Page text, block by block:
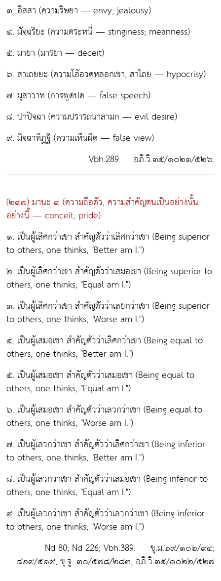
๓. อิสสา (ความริษยา — envy; jealousy)
๔. มัจฉริยะ (ความตระหนี่ — stinginess; meanness)
๕. มายา (มารยา — deceit)
๖. สาเถยยะ (ความโอ้อวดหลอกเขา, สาไถย — hypocrisy)
๗. มุสาวาท (การพูดปด — false speech)
๘. ปาปิจฉา (ความปรารถนาลามก — evil desire)
๙. มิจฉาทิฏฐิ (ความเห็นผิด — false view)
Vbh.289 อภิ.วิ.๓๕/๑๐๒๑/๕๒๖.
(๒๙๗) มานะ ๙ (ความถือตัว, ความสำคัญตนเป็นอย่างนั้น
อย่างนี้ — conceit; pride)
๑. เป็นผู้เลิศกว่าเขา สำคัญตัวว่าเลิศกว่าเขา (Being superior
to others, one thinks, "Better am I.")
๒. เป็นผู้เลิศกว่าเขา สำคัญตัวว่าเสมอเขา (Being superior to
others, one thinks, "Equal am I.")
๓. เป็นผู้เลิศกว่าเขา สำคัญตัวว่าเลยกว่าเขา (Being superior
to others, one thinks, "Worse am I.")
๔. เป็นผู้เสมอเขา สำคัญตัวว่าเลิศกว่าเขา (Being equal to
others, one thinks, "Better am I.")
๕. เป็นผู้เสมอเขา สำคัญตัวว่าเสมอเขา (ฺBeing equal to
others, one thinks, "Equal am I.")
๖. เป็นผู้เสมอเขา สำคัญตัวว่าเลวกว่าเขา (Being equal to
others, one thinks, "Worse am I.")
๗. เป็นผู้เลวกว่าเขา สำคัญตัวว่าเลิศกว่าเขา (Being inferior
to others, one thinks, "Better am I.")
๘. เป็นผู้เลวกวาเขา สำคัญตัวว่าเสมอเขา (Being inferior to
others, one thinks, "Equal am I.")
๙. เป็นผู้เลวกว่าเขา สำคัญตัวว่าเลวกว่าเขา (Being inferior
to others, one thinks, "Worse am I.")
Nd 80; Nd 226; Vbh.389. ขุ.ม.๒๙/๑๐๒/๙๔;
๘๒๙/๕๑๙; ขุ.จู. ๓๐/๕๗๘/๒๘๓; อภิ.วิ.๓๕/๑๐๒๒/๕๒๗